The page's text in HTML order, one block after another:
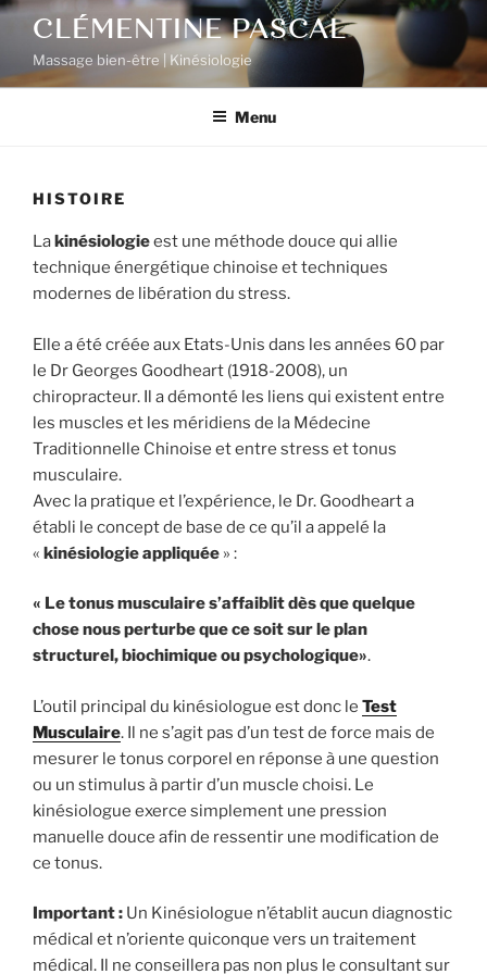
Aller
contenu
principal
CLÉMENTINE PASCAL
Massage bien-être | Kinésiologie
Menu
HISTOIRE
Lakinésiologieest une méthode douce qui allie
technique énergétique chinoise et techniques
modernes de libération du stress.
Elle a été créée aux Etats-Unis dans les années 60 par
le Dr Georges Goodheart (1918-2008), un
chiropracteur. Il a démonté les liens qui existent entre
les muscles et les méridiens de la Médecine
Traditionnelle Chinoise et entre stress et tonus
musculaire.
Avec la pratique et l’expérience, le Dr. Goodheart a
établi le concept de base de ce qu’il a appelé la
« kinésiologie appliquée » :
« Le tonus musculaire s’affaiblit dès que quelque
chose nous perturbe que ce soit sur le plan
structurel, biochimique ou psychologique».
L’outil principal du kinésiologue est donc le Test
Musculaire. Il ne s’agit pas d’un test de force mais de
mesurer le tonus corporel en réponse à une question
ou un stimulus à partir d’un muscle choisi. Le
kinésiologue exerce simplement une pression
manuelle douce afin de ressentir une modification de
ce tonus.
Important : Un Kinésiologue n’établit aucun diagnostic
médical et n’oriente quiconque vers un traitement
médical. Il ne conseillera pas non plus le consultant sur